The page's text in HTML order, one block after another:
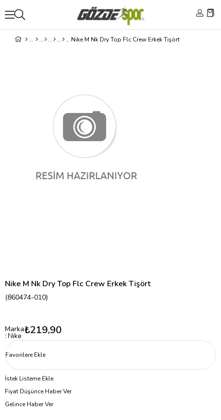
Nike M Nk Dry Top Flc Crew Erkek Tişört
Nike M Nk Dry Top Flc Crew Erkek Tişört
(860474-010)
Marka
: Nike ₺219,90
Favorilere Ekle
İstek Listeme Ekle
Fiyat Düşünce Haber Ver
Gelince Haber Ver